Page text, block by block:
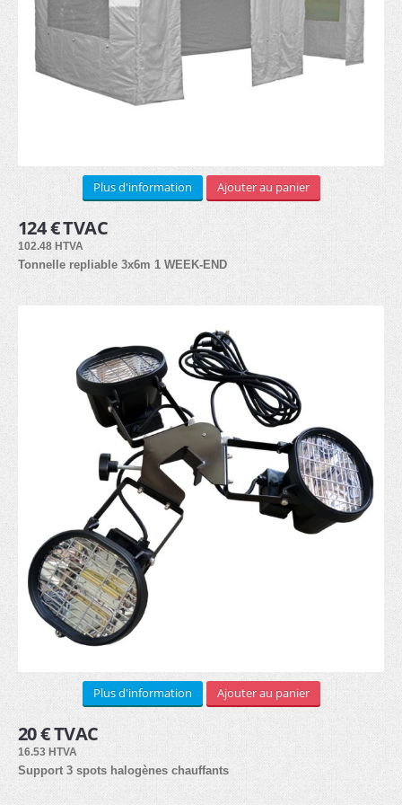
LOCATION
Arches (1)
Kit de côtés (2)
Lampes hallogènes chauffantes (1)
Lampes LED (1)
STRUCTURE ALUMINIUM
Murale (8)
Sur pieds (8)
Cadre textile (7)
Cubique (7)
Drapeaux
Beachflag (30)
Bases (8)
Plus d'information Ajouter au panier
124 € TVAC
102.48 HTVA
Tonnelle repliable 3x6m 1 WEEK-END
Plus d'information Ajouter au panier
20 € TVAC
16.53 HTVA
Support 3 spots halogènes chauffants